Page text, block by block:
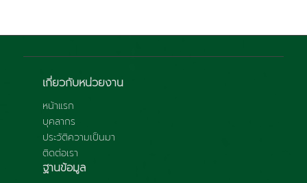
เกี่ยวกับหน่วยงาน
หน้าแรก
บุคลากร
ประวัติความเป็นมา
ติดต่อเรา
ฐานข้อมูล